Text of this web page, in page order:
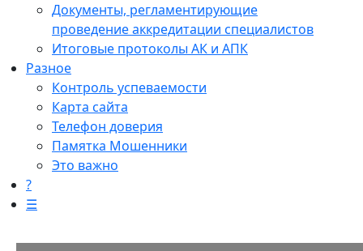
Документы, регламентирующие
проведение аккредитации специалистов
Итоговые протоколы АК и АПК
Разное
Контроль успеваемости
Карта сайта
Телефон доверия
Памятка Мошенники
Это важно
?
☰